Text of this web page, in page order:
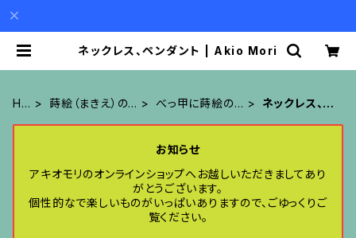
ネックレス、ペンダント | Akio Mori
HO
蒔絵（まきえ）の
べっ甲に蒔絵の
ネックレス、ペ
お知らせ
アキオモリのオンラインショップへお越しいただきましてあり
がとうございます。
個性的なで楽しいものがいっぱいありますので、ごゆっくりご
覧ください。